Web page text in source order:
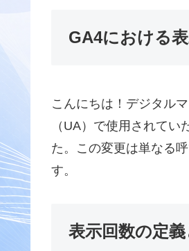
GA4における
こんにちは！デジタル
（UA）で使用されて
た。この変更は単なる
す。
表示回数の定